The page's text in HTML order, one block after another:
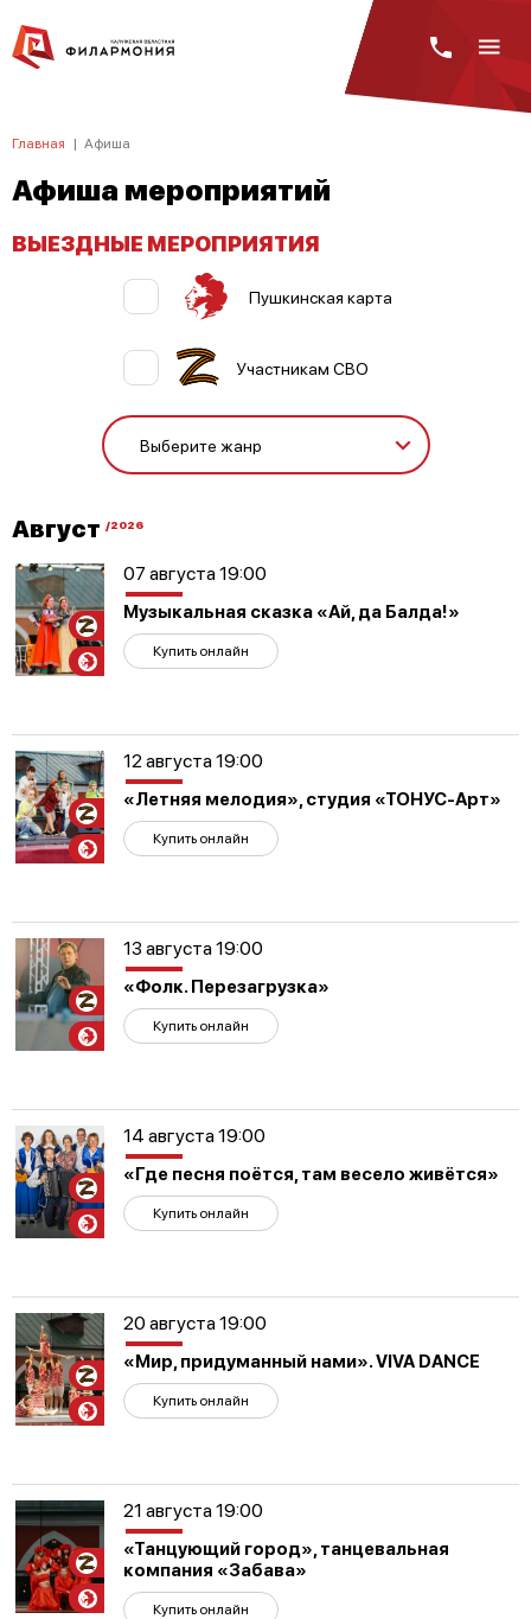
Главная | Афиша
Афиша мероприятий
ВЫЕЗДНЫЕ МЕРОПРИЯТИЯ
Пушкинская карта
Участникам СВО
Август /2026
Участникам
СВО
07 августа 19:00
Музыкальная сказка «Ай, да Балда!»
Купить онлайн
Участникам
СВО
12 августа 19:00
«Летняя мелодия», студия «ТОНУС-Арт»
Купить онлайн
Участникам
СВО
13 августа 19:00
«Фолк. Перезагрузка»
Купить онлайн
Участникам
СВО
14 августа 19:00
«Где песня поётся, там весело живётся»
Купить онлайн
Участникам
СВО
20 августа 19:00
«Мир, придуманный нами». VIVA DANCE
Купить онлайн
Участникам
СВО
21 августа 19:00
«Танцующий город», танцевальная
компания «Забава»
Купить онлайн